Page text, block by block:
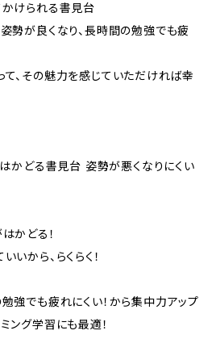
かけられる書見台
勢が良くなり、長時間の勉強でも疲
、その魅力を感じていただければ幸
かどる書見台 姿勢が悪くなりにくい
かどる！
いから、らくらく！
強でも疲れにくい！から集中力アップ
ング学習にも最適！